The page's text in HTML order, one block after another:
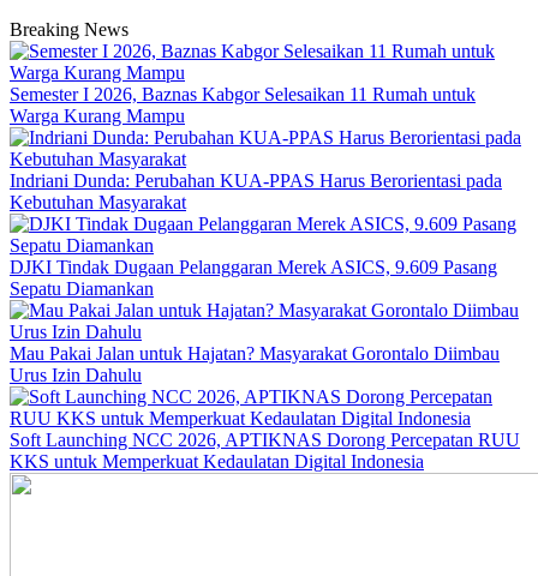
Breaking News
Semester I 2026, Baznas Kabgor Selesaikan 11 Rumah untuk
Warga Kurang Mampu
Indriani Dunda: Perubahan KUA-PPAS Harus Berorientasi pada
Kebutuhan Masyarakat
DJKI Tindak Dugaan Pelanggaran Merek ASICS, 9.609 Pasang
Sepatu Diamankan
Mau Pakai Jalan untuk Hajatan? Masyarakat Gorontalo Diimbau
Urus Izin Dahulu
Soft Launching NCC 2026, APTIKNAS Dorong Percepatan RUU
KKS untuk Memperkuat Kedaulatan Digital Indonesia